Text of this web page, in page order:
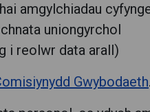
amgylchiadau
uniongyrchol
i reolwr data arall)
Gwybodaeth.